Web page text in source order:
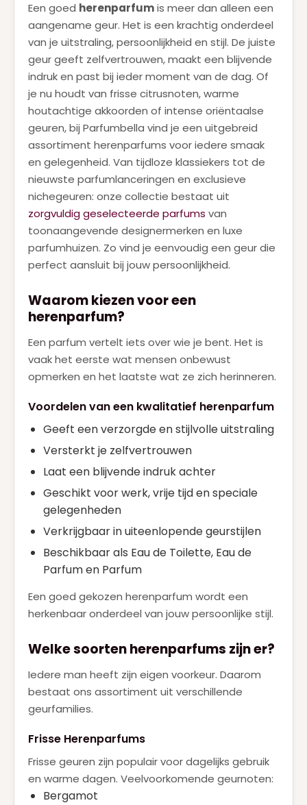
Een goed herenparfumis meer dan alleen een
aangename geur. Het is een krachtig onderdeel
van je uitstraling, persoonlijkheid en stijl. De juiste
geur geeft zelfvertrouwen, maakt een blijvende
indruk en past bij ieder moment van de dag. Of
je nu houdt van frisse citrusnoten, warme
houtachtige akkoorden of intense oriëntaalse
geuren, bij Parfumbella vind je een uitgebreid
assortiment herenparfums voor iedere smaak
en gelegenheid. Van tijdloze klassiekers tot de
nieuwste parfumlanceringen en exclusieve
nichegeuren: onze collectie bestaat uit
zorgvuldig geselecteerde parfums van
toonaangevende designermerken en luxe
parfumhuizen. Zo vind je eenvoudig een geur die
perfect aansluit bij jouw persoonlijkheid.
Waarom kiezen voor een
herenparfum?
Een parfum vertelt iets over wie je bent. Het is
vaak het eerste wat mensen onbewust
opmerken en het laatste wat ze zich herinneren.
Voordelen van een kwalitatief herenparfum
Geeft een verzorgde en stijlvolle uitstraling
Versterkt je zelfvertrouwen
Laat een blijvende indruk achter
Geschikt voor werk, vrije tijd en speciale
gelegenheden
Verkrijgbaar in uiteenlopende geurstijlen
Beschikbaar als Eau de Toilette, Eau de
Parfum en Parfum
Een goed gekozen herenparfum wordt een
herkenbaar onderdeel van jouw persoonlijke stijl.
Welke soorten herenparfums zijn er?
Iedere man heeft zijn eigen voorkeur. Daarom
bestaat ons assortiment uit verschillende
geurfamilies.
Frisse Herenparfums
Frisse geuren zijn populair voor dagelijks gebruik
en warme dagen. Veelvoorkomende geurnoten:
Bergamot